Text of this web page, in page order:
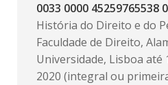
0033 0000 45259765538
História do Direito e do
Faculdade de Direito,
Universidade, Lisboa até
2020 (integral ou